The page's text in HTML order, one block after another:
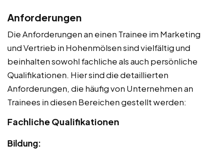
Anforderungen
Die Anforderungen an einen Trainee im Marketing
und Vertrieb in Hohenmölsen sind vielfältig und
beinhalten sowohl fachliche als auch persönliche
Qualifikationen. Hier sind die detaillierten
Anforderungen, die häufig von Unternehmen an
Trainees in diesen Bereichen gestellt werden:
Fachliche Qualifikationen
Bildung: